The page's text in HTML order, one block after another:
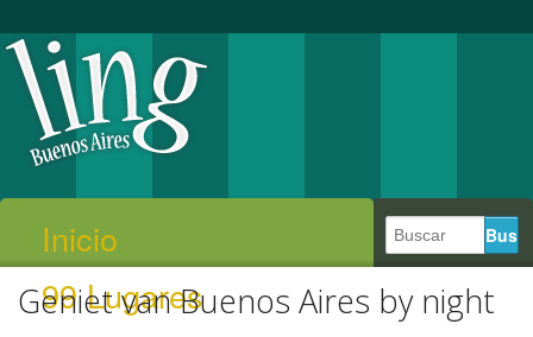
Inicio
99 Lugares
Geniet van Buenos Aires by night